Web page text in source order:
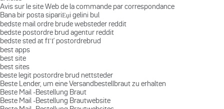
Avis sur le site Web de la commande par correspondance
Bana bir posta sipariЕџi gelini bul
bedste mail ordre brude websteder reddit
bedste postordre brud agentur reddit
bedste sted at fГҐ postordrebrud
best apps
best site
best sites
beste legit postordre brud nettsteder
Beste Lender, um eine Versandbestellbraut zu erhalten
Beste Mail -Bestellung Braut
Beste Mail -Bestellung Brautwebsite